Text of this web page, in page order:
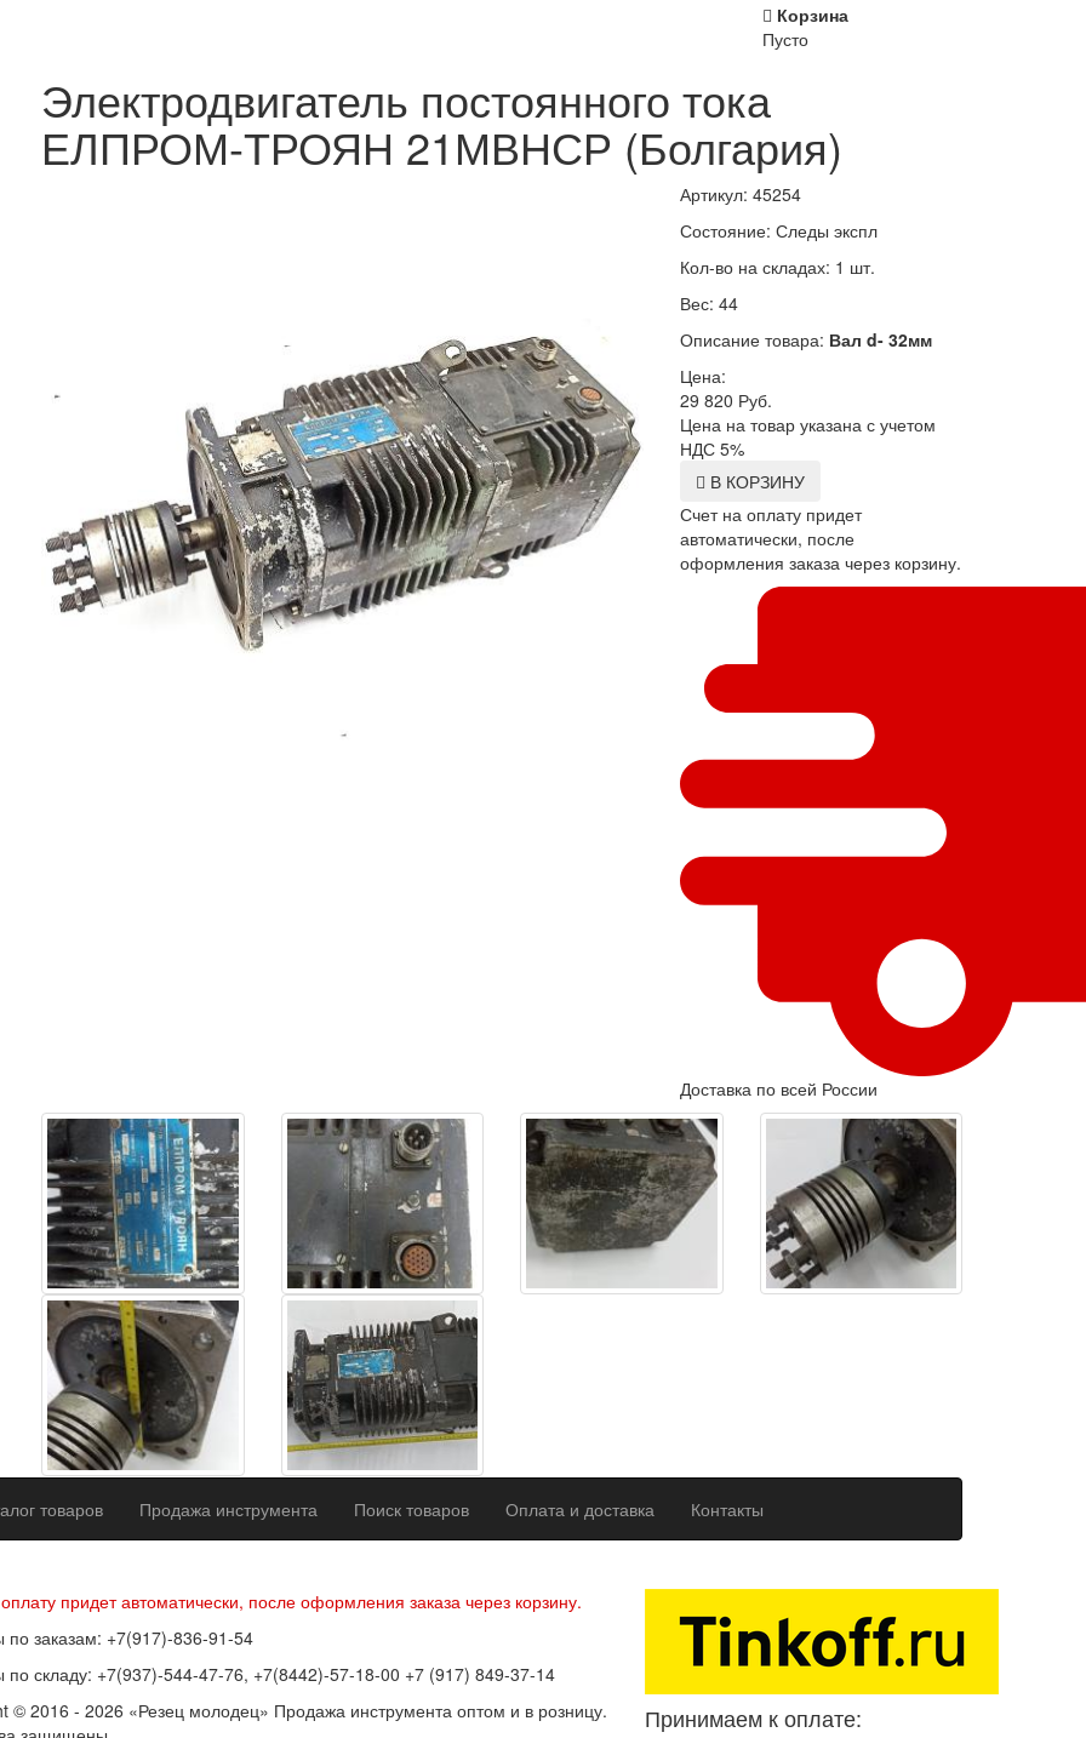
Корзина
Пусто
Электродвигатель постоянного тока
ЕЛПРОМ-ТРОЯН 21МВНСР (Болгария)
Артикул: 45254
Состояние: Следы экспл
Кол-во на складах: 1 шт.
Вес: 44
Описание товара: Вал d- 32мм
Цена:
29 820 Руб.
Цена на товар указана с учетом
НДС 5%
В КОРЗИНУ
Счет на оплату придет
автоматически, после
оформления заказа через корзину.
Доставка по всей России
товаров Продажа инструмента Поиск товаров Оплата и доставка Контакты
придет автоматически, после оформления заказа через корзину.
по заказам: +7(917)-836-91-54
по складу: +7(937)-544-47-76, +7(8442)-57-18-00 +7 (917) 849-37-14
© 2016 - 2026 «Резец молодец» Продажа инструмента оптом и в розницу.
Принимаем к оплате: